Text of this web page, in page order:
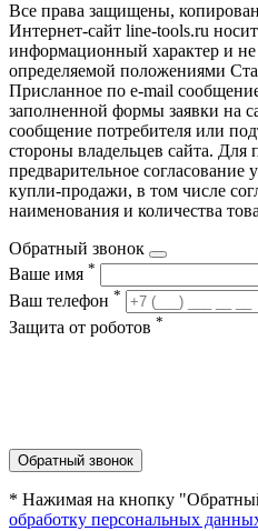
Все права защищены,
Интернет-сайт line-tools.ru
информационный характер и не
определяемой положениями
Присланное по e-mail
заполненной формы заявки на
сообщение потребителя или
стороны владельцев сайта. Для
предварительное согласование
купли-продажи, в том числе
наименования и количества
Обратный звонок
Ваше имя *
Ваш телефон *
Защита от роботов *
Обратный звонок
* Нажимая на кнопку
обработку персональных